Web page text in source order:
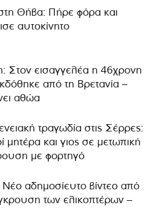
Θήβα: Πήρε φόρα και
αυτοκίνητο
Στον εισαγγελέα η 46χρονη
από τη Βρετανία –
αθώα
τραγωδία στις Σέρρες:
μητέρα και γιος σε μετωπική
με φορτηγό
αδημοσίευτο βίντεο από
των ελικοπτέρων –